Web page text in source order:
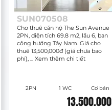
Cho thuê căn hộ The Sun Avenue
2PN, diện tích 69.8 m2, lầu 6, ban
công hướng Tây Nam. Giá cho
thuê 13,500,000đ (giá chưa bao
phí), ... Xem thêm chi tiết
SUN070508
2PN 1 WC Cơ bản
13.500.000